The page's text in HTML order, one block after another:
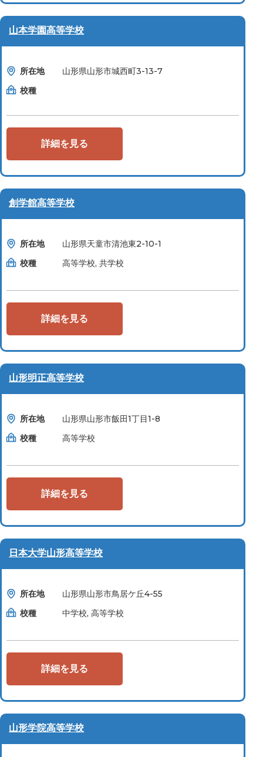
山本学園高等学校
所在地
山形県山形市城西町3-13-7
校種
詳細を見る
創学館高等学校
所在地
山形県天童市清池東2-10-1
校種
高等学校, 共学校
詳細を見る
山形明正高等学校
所在地
山形県山形市飯田1丁目1-8
校種
高等学校
詳細を見る
日本大学山形高等学校
所在地
山形県山形市鳥居ケ丘4-55
校種
中学校, 高等学校
詳細を見る
山形学院高等学校